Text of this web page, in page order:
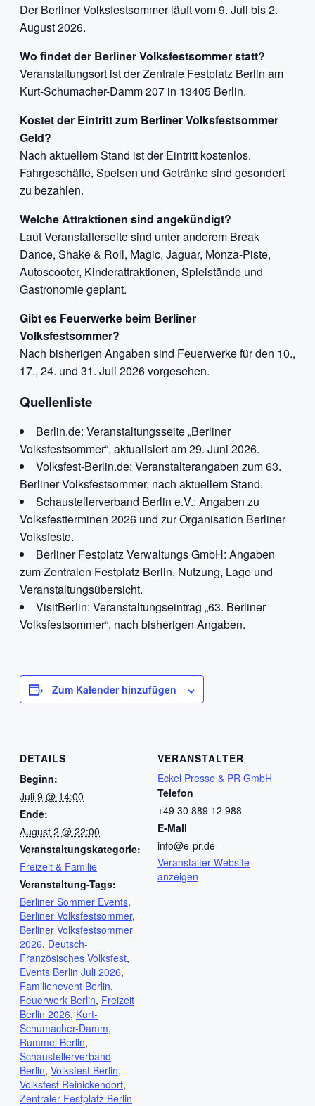
Der Berliner Volksfestsommer läuft vom 9. Juli bis 2.
August 2026.
Wo findet der Berliner Volksfestsommer statt?
Veranstaltungsort ist der Zentrale Festplatz Berlin am
Kurt-Schumacher-Damm 207 in 13405 Berlin.
Kostet der Eintritt zum Berliner Volksfestsommer
Geld?
Nach aktuellem Stand ist der Eintritt kostenlos.
Fahrgeschäfte, Speisen und Getränke sind gesondert
zu bezahlen.
Welche Attraktionen sind angekündigt?
Laut Veranstalterseite sind unter anderem Break
Dance, Shake & Roll, Magic, Jaguar, Monza-Piste,
Autoscooter, Kinderattraktionen, Spielstände und
Gastronomie geplant.
Gibt es Feuerwerke beim Berliner
Volksfestsommer?
Nach bisherigen Angaben sind Feuerwerke für den 10.,
17., 24. und 31. Juli 2026 vorgesehen.
Quellenliste
Berlin.de: Veranstaltungsseite „Berliner
Volksfestsommer“, aktualisiert am 29. Juni 2026.
Volksfest-Berlin.de: Veranstalterangaben zum 63.
Berliner Volksfestsommer, nach aktuellem Stand.
Schaustellerverband Berlin e.V.: Angaben zu
Volksfestterminen 2026 und zur Organisation Berliner
Volksfeste.
Berliner Festplatz Verwaltungs GmbH: Angaben
zum Zentralen Festplatz Berlin, Nutzung, Lage und
Veranstaltungsübersicht.
VisitBerlin: Veranstaltungseintrag „63. Berliner
Volksfestsommer“, nach bisherigen Angaben.
Zum Kalender hinzufügen
DETAILS
Beginn:
Juli 9 @ 14:00
Ende:
August 2 @ 22:00
Veranstaltungskategorie:
Freizeit & Familie
Veranstaltung-Tags:
Berliner Sommer Events,
Berliner Volksfestsommer,
Berliner Volksfestsommer
2026, Deutsch-
Französisches Volksfest,
Events Berlin Juli 2026,
Familienevent Berlin,
Feuerwerk Berlin, Freizeit
Berlin 2026, Kurt-
Schumacher-Damm,
Rummel Berlin,
Schaustellerverband
Berlin, Volksfest Berlin,
Volksfest Reinickendorf,
Zentraler Festplatz Berlin
VERANSTALTER
Eckel Presse & PR GmbH
Telefon
+49 30 889 12 988
E-Mail
info@e-pr.de
Veranstalter-Website
anzeigen